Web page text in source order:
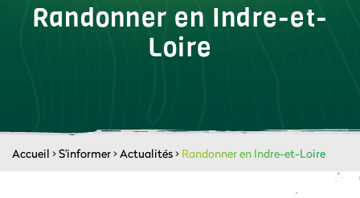
Randonner en Indre-et-
Loire
Accueil >S'informer>Actualités> Randonner en Indre-et-Loire